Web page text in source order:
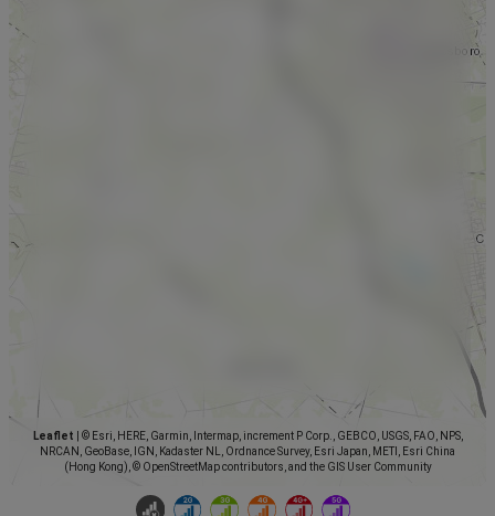
Leaflet
© Esri, HERE, Garmin, Intermap, increment P Corp., GEBCO, USGS, FAO, NPS,
NRCAN, GeoBase, IGN, Kadaster NL, Ordnance Survey, Esri Japan, METI, Esri China
(Hong Kong), © OpenStreetMap contributors, and the GIS User Community